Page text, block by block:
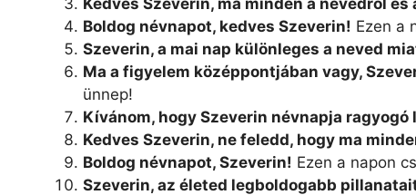
Boldog névnapot, kedves Szeverin! Ezen a
Szeverin, a mai nap különleges a neved
Ma a figyelem középpontjában vagy,
ünnep!
Kívánom, hogy Szeverin névnapja
Kedves Szeverin, ne feledd, hogy ma
Boldog névnapot, Szeverin! Ezen a napon
Szeverin, az életed legboldogabb